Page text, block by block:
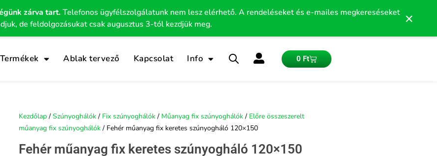
zárva tart.Telefonos ügyfélszolgálatunk nem lesz elérhető. A rendeléseket és e-mailes megkereséseket
de feldolgozásukat csak augusztus 3-tól kezdjük meg.
×
Termékek Ablak tervező Kapcsolat Info 0 FtKosár
Kezdőlap / Szúnyoghálók / Fix szúnyoghálók / Műanyag fix szúnyoghálók / Előre összeszerelt
műanyag fix szúnyoghálók / Fehér műanyag fix keretes szúnyogháló 120×150
Fehér műanyag fix keretes szúnyogháló 120×150